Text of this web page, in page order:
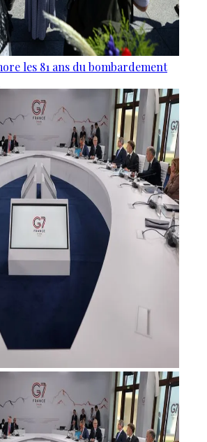
les 81 ans du bombardement